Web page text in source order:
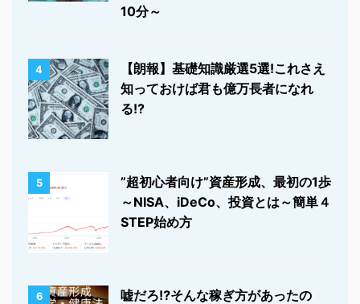
10分～
4
【朗報】基礎知識厳選5選!これさえ
知っておけば君も億万長者になれ
る!?
5
”超初心者向け”資産形成、最初の1歩
～NISA、iDeCo、投資とは～簡単４
STEP始め方
6
嘘だろ⁉そんな稼ぎ方があったの